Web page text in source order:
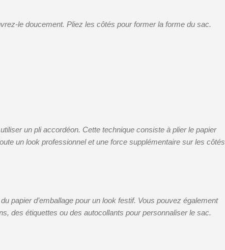
le doucement. Pliez les côtés pour former la forme du sac.
un pli accordéon. Cette technique consiste à plier le papier
un look professionnel et une force supplémentaire sur les côtés
papier d’emballage pour un look festif. Vous pouvez également
des étiquettes ou des autocollants pour personnaliser le sac.